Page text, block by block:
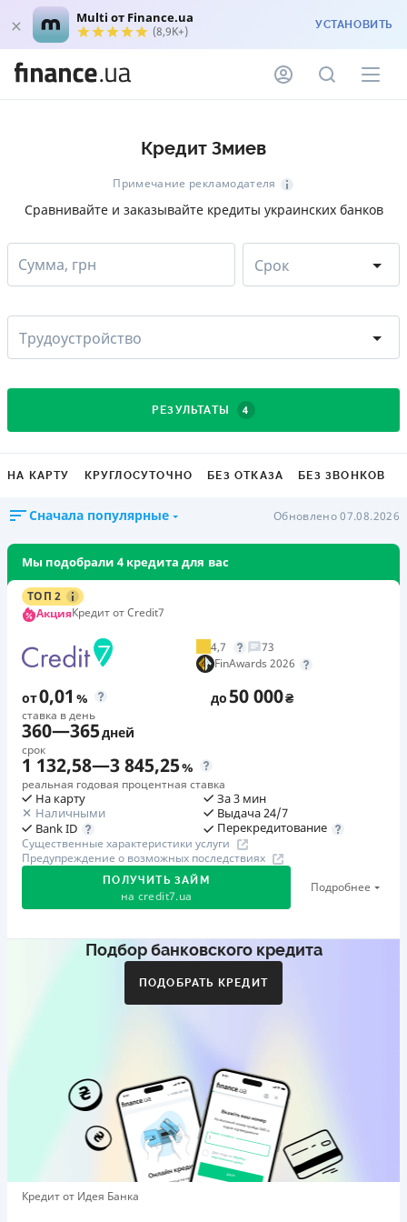
Multi от Finance.ua
(8,9K+) УСТАНОВИТЬ
Кредит Змиев
Примечание рекламодателя
Сравнивайте и заказывайте кредиты украинских банков
Сумма, грн Срок
Трудоустройство
РЕЗУЛЬТАТЫ 4
НА КАРТУ КРУГЛОСУТОЧНО БЕЗ ОТКАЗА БЕЗ ЗВОНКОВ
Сначала популярные Обновлено 07.08.2026
Мы подобрали 4 кредита для вас
ТОП 2
АкцияКредит от Credit7
4,7
73
FinAwards 2026
от0,01 %
ставка в день
до50 000₴
360—365дней
срок
1 132,58—3 845,25%
реальная годовая процентная ставка
На карту
Наличными
Bank ID
За 3 мин
Выдача 24/7
Перекредитование
Существенные характеристики услуги
Предупреждение о возможных последствиях
ПОЛУЧИТЬ ЗАЙМ
на credit7.ua
Подробнее
Акция: «Кешбэк за друга»
друг регистрируется и получает первый кредит (от
Бронзовый призер FinAwards 2026 «Лучшая программа
лояльности»
Первый займ
от 0,01%/день до 30 000 ₴
Повторный займ
Подбор банковского кредита
ПОДОБРАТЬ КРЕДИТ
Кредит от Идея Банка